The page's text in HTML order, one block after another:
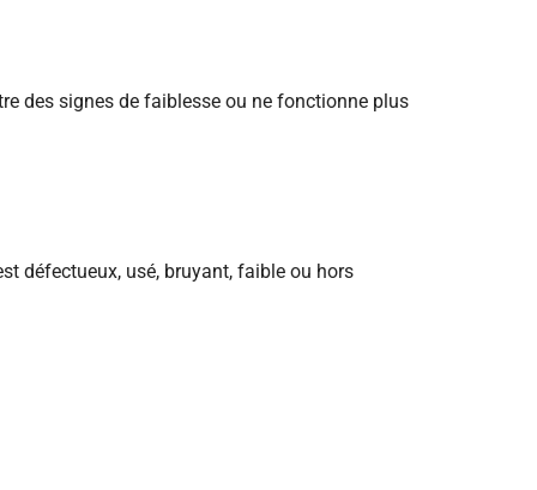
des signes de faiblesse ou ne fonctionne plus
défectueux, usé, bruyant, faible ou hors